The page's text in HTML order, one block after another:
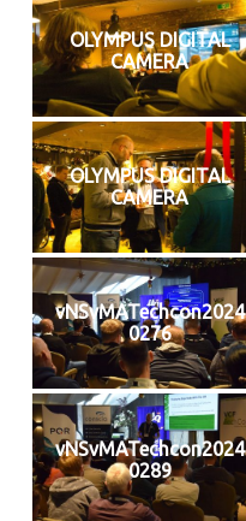
OLYMPUS DIGITAL
CAMERA
OLYMPUS DIGITAL
CAMERA
vNSvMATechcon2024
0276
vNSvMATechcon2024
0289